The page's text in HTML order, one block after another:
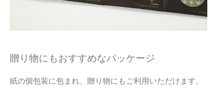
贈り物にもおすすめなパッケージ
紙の個包装に包まれ、贈り物にもご利用いただけます。